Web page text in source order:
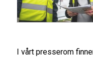
I vårt presserom